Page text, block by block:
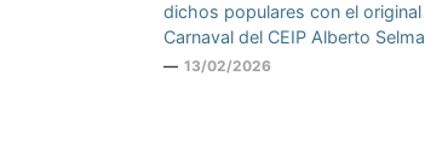
dichos populares con el original
Carnaval del CEIP Alberto Selma
13/02/2026